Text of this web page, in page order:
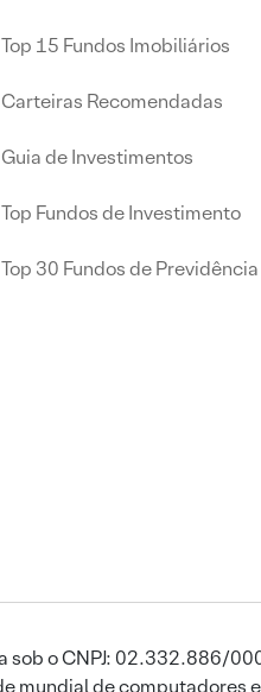
Top 15 Fundos Imobiliários
Carteiras Recomendadas
Guia de Investimentos
Top Fundos de Investimento
Top 30 Fundos de Previdência
sob o CNPJ: 02.332.886/
mundial de